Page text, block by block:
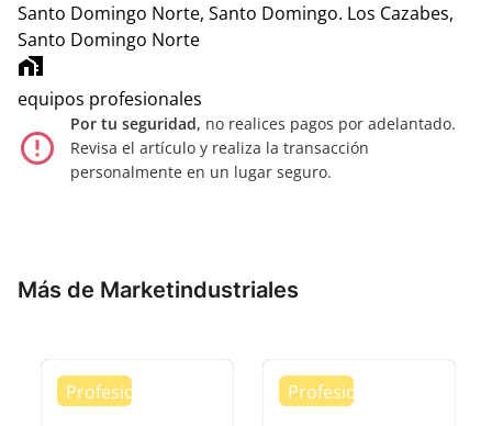
Santo Domingo Norte, Santo Domingo. Los Cazabes,
Santo Domingo Norte
home_work
equipos profesionales
error_outline
Por tu seguridad, no realices pagos por adelantado.
Revisa el artículo y realiza la transacción
personalmente en un lugar seguro.
Más de Marketindustriales